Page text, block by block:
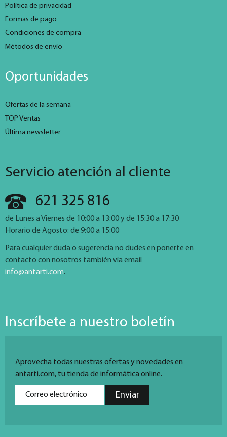
Política de privacidad
Formas de pago
Condiciones de compra
Métodos de envío
Oportunidades
Ofertas de la semana
TOP Ventas
Última newsletter
Servicio atención al cliente
621 325 816
de Lunes a Viernes de 10:00 a 13:00 y de 15:30 a 17:30
Horario de Agosto: de 9:00 a 15:00
Para cualquier duda o sugerencia no dudes en ponerte en
contacto con nosotros también vía email
info@antarti.com.
Inscríbete a nuestro boletín
Aprovecha todas nuestras ofertas y novedades en
antarti.com, tu tienda de informática online.